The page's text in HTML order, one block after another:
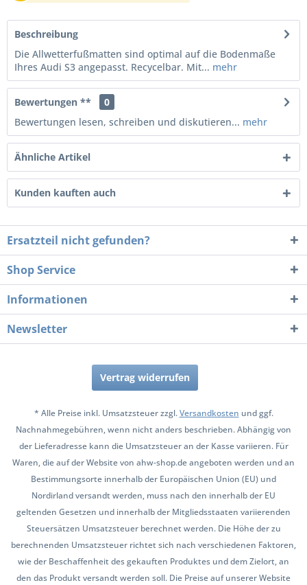
Beschreibung
Die Allwetterfußmatten sind optimal auf die Bodenmaße
Ihres Audi S3 angepasst. Recycelbar. Mit... mehr
Bewertungen **
0
Bewertungen lesen, schreiben und diskutieren... mehr
Ähnliche Artikel
Kunden kauften auch
Ersatzteil nicht gefunden?
Shop Service
Informationen
Newsletter
Vertrag widerrufen
* Alle Preise inkl. Umsatzsteuer zzgl.Versandkosten und ggf.
Nachnahmegebühren, wenn nicht anders beschrieben. Abhängig von
der Lieferadresse kann die Umsatzsteuer an der Kasse variieren. Für
Waren, die auf der Website von ahw-shop.de angeboten werden und an
Bestimmungsorte innerhalb der Europäischen Union (EU) und
Nordirland versandt werden, muss nach den innerhalb der EU
geltenden Gesetzen und innerhalb der Mitgliedsstaaten variierenden
Steuersätzen Umsatzsteuer berechnet werden. Die Höhe der zu
berechnenden Umsatzsteuer richtet sich nach verschiedenen Faktoren,
wie der Beschaffenheit des gekauften Produktes und dem Zielort, an
den das Produkt versandt werden soll. Die Preise auf unserer Website